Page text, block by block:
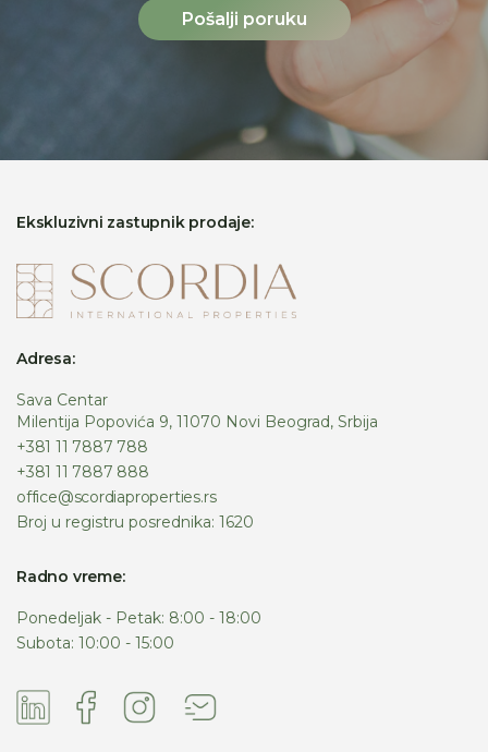
Pošalji poruku
Ekskluzivni zastupnik prodaje:
Adresa:
Sava Centar
Milentija Popovića 9, 11070 Novi Beograd, Srbija
+381 11 7887 788
+381 11 7887 888
office@scordiaproperties.rs
Broj u registru posrednika: 1620
Radno vreme:
Ponedeljak - Petak: 8:00 - 18:00
Subota: 10:00 - 15:00